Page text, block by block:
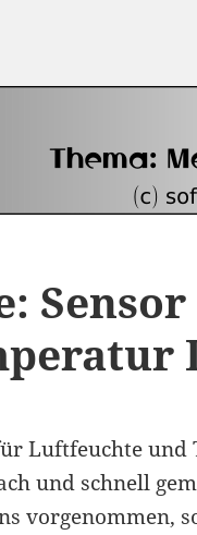
Luftfeuchte und
und schnell
vorgenommen,